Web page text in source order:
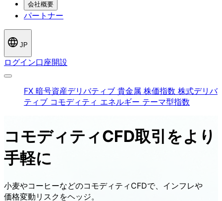
会社概要
パートナー
JP
ログイン口座開設
FX 暗号資産デリバティブ 貴金属 株価指数 株式デリバ
ティブ コモディティ エネルギー テーマ型指数
コモディティCFD取引をより
手軽に
小麦やコーヒーなどのコモディティCFDで、 インフレや
価格変動リスクをヘッジ。